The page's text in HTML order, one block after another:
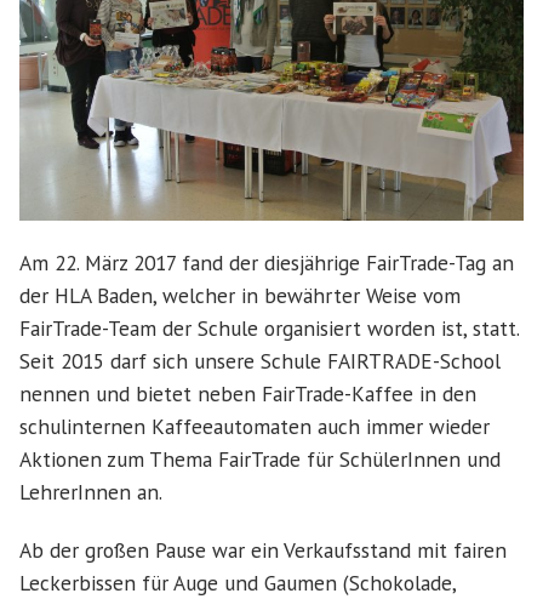
Am 22. März 2017 fand der diesjährige FairTrade-Tag an
der HLA Baden, welcher in bewährter Weise vom
FairTrade-Team der Schule organisiert worden ist, statt.
Seit 2015 darf sich unsere Schule FAIRTRADE-School
nennen und bietet neben FairTrade-Kaffee in den
schulinternen Kaffeeautomaten auch immer wieder
Aktionen zum Thema FairTrade für SchülerInnen und
LehrerInnen an.
Ab der großen Pause war ein Verkaufsstand mit fairen
Leckerbissen für Auge und Gaumen (Schokolade,